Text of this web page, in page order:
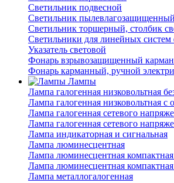
Светильник подвесной
Светильник пылевлагозащищенный
Светильник торшерный, столбик
Светильники для линейных систем
Указатель световой
Фонарь взрывозащищенный
Фонарь карманный, ручной
Лампы
Лампа галогенная низковольтная
Лампа галогенная низковольтная с
Лампа галогенная сетевого
Лампа галогенная сетевого
Лампа индикаторная и сигнальная
Лампа люминесцентная
Лампа люминесцентная
Лампа люминесцентная
Лампа металлогалогенная